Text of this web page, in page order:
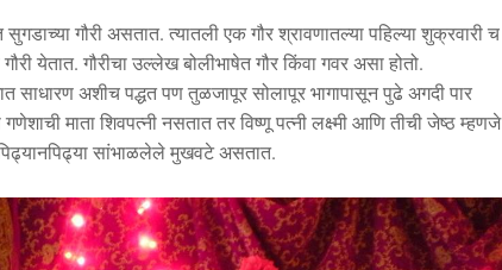
गौरी असतात. त्यातली एक गौर श्रावणातल्या पहिल्या शुक्रवारी च
येतात. गौरीचा उल्लेख बोलीभाषेत गौर किंवा गवर असा होतो.
साधारण अशीच पद्धत पण तुळजापूर सोलापूर भागापासून पुढे अगदी पार
गणेशाची माता शिवपत्नी नसतात तर विष्णू पत्नी लक्ष्मी आणि तीची जेष्ठ म्हणजे
सांभाळलेले मुखवटे असतात.